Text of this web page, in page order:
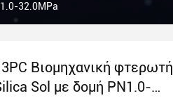
32.0MPa
Βιομηχανική φτερωτή
Sol με δομή PN1.0-